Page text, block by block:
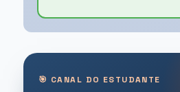
🎯 CANAL DO ESTUDANTE